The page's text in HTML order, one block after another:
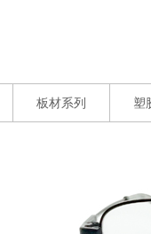
板材系列 塑